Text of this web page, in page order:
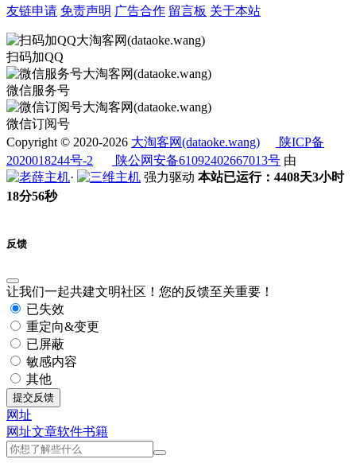
友链申请 免责声明 广告合作 留言板 关于本站
扫码加QQ
微信服务号
微信订阅号
Copyright © 2020-2026 大淘客网(dataoke.wang)
陕ICP备
2020018244号-2
陕公网安备61092402667013号 由
·
强力驱动 本站已运行：4408天3小时
18分56秒
反馈
让我们一起共建文明社区！您的反馈至关重要！
已失效
重定向&变更
已屏蔽
敏感内容
其他
提交反馈
网址
网址文章软件书籍